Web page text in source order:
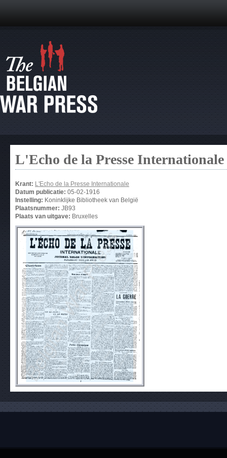
L'Echo de la Presse Internationale
Krant: L'Echo de la Presse Internationale
Datum publicatie: 05-02-1916
Instelling: Koninklijke Bibliotheek van België
Plaatsnummer: JB93
Plaats van uitgave: Bruxelles